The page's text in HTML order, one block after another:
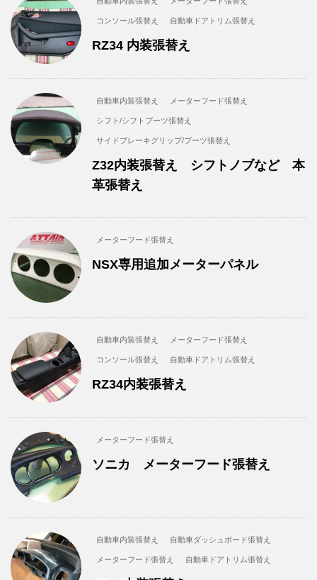
コンソール張替え 自動車ドアトリム張替え
RZ34 内装張替え
自動車内装張替え メーターフード張替え
シフト/シフトブーツ張替え
サイドブレーキグリップ/ブーツ張替え
Z32内装張替え シフトノブなど 本
革張替え
メーターフード張替え
NSX専用追加メーターパネル
自動車内装張替え メーターフード張替え
コンソール張替え 自動車ドアトリム張替え
RZ34内装張替え
メーターフード張替え
ソニカ メーターフード張替え
自動車内装張替え 自動車ダッシュボード張替え
メーターフード張替え 自動車ドアトリム張替え